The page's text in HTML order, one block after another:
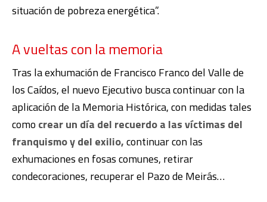
situación de pobreza energética”.
A vueltas con la memoria
Tras la exhumación de Francisco Franco del Valle de
los Caídos, el nuevo Ejecutivo busca continuar con la
aplicación de la Memoria Histórica, con medidas tales
como crear un día del recuerdo a las víctimas del
franquismo y del exilio,continuar con las
exhumaciones en fosas comunes, retirar
condecoraciones, recuperar el Pazo de Meirás…